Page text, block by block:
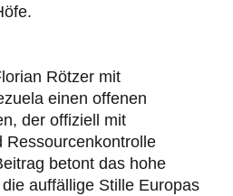
Rötzer mit
einen offenen
der offiziell mit
Ressourcenkontrolle
betont das hohe
auffällige Stille Europas